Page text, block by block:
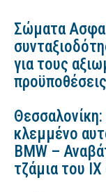
Σώματα
για τους
προϋποθέσεις
κλεμμένο
BMW –
τζάμια του